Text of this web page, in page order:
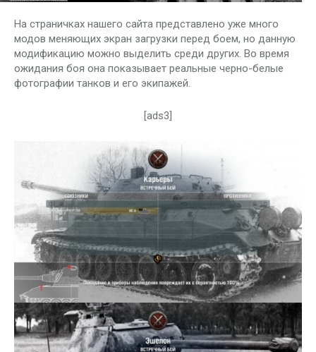
На страничках нашего сайта представлено уже много
модов меняющих экран загрузки перед боем, но данную
модификацию можно выделить среди других. Во время
ожидания боя она показывает реальные черно-белые
фотографии танков и его экипажей.
[ads3]